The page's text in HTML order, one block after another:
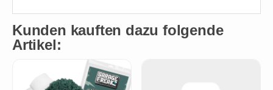
Kunden kauften dazu folgende
Artikel: